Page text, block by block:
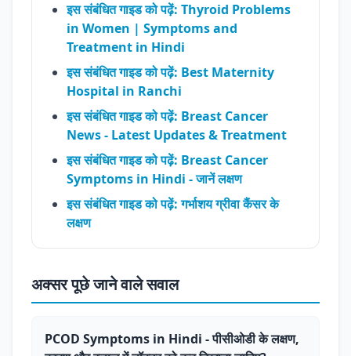
इस संबंधित गाइड को पढ़ें: Thyroid Problems
in Women | Symptoms and
Treatment in Hindi
इस संबंधित गाइड को पढ़ें: Best Maternity
Hospital in Ranchi
इस संबंधित गाइड को पढ़ें: Breast Cancer
News - Latest Updates & Treatment
इस संबंधित गाइड को पढ़ें: Breast Cancer
Symptoms in Hindi - जानें लक्षण
इस संबंधित गाइड को पढ़ें: गर्भाशय ग्रीवा कैंसर के
लक्षण
अक्सर पूछे जाने वाले सवाल
PCOD Symptoms in Hindi - पीसीओडी के लक्षण,